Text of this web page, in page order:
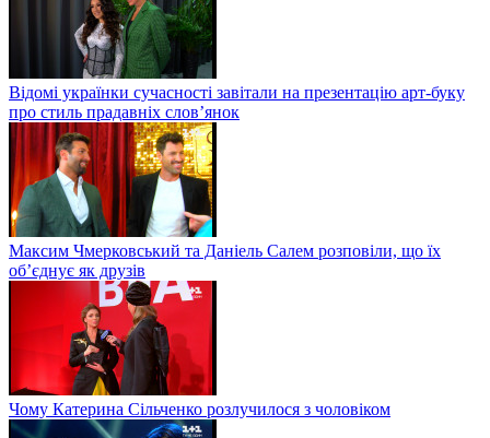
Відомі українки сучасності завітали на презентацію арт-буку
про стиль прадавніх слов’янок
Максим Чмерковський та Даніель Салем розповіли, що їх
об’єднує як друзів
Чому Катерина Сільченко розлучилося з чоловіком